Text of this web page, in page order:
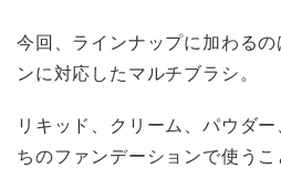
今回、ラインナップに加わる
ンに対応したマルチブラシ。
リキッド、クリーム、パウダ
ちのファンデーションで使うこ